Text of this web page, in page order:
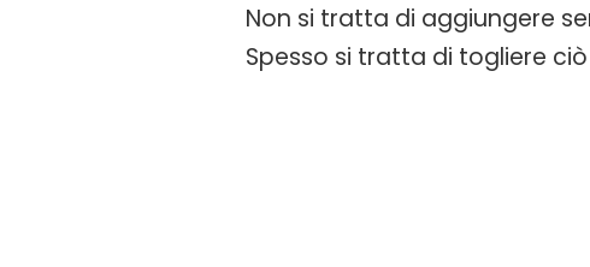
Non si tratta di aggiungere
Spesso si tratta di togliere